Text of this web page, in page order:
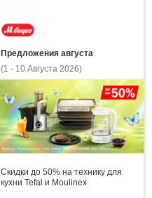
Предложения августа
(1 - 10 Августа 2026)
Скидки до 50% на технику для
кухни Tefal и Moulinex